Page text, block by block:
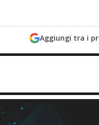
Aggiungi tra i